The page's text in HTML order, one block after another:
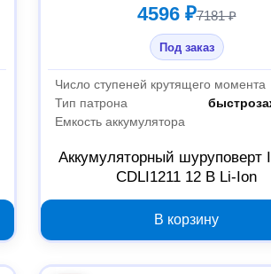
4596 ₽7181 ₽
Под заказ
Число ступеней крутящего момента
Тип патрона
Емкость аккумулятора
Аккумуляторный шуруповерт
CDLI1211 12 В Li-Ion
В корзину